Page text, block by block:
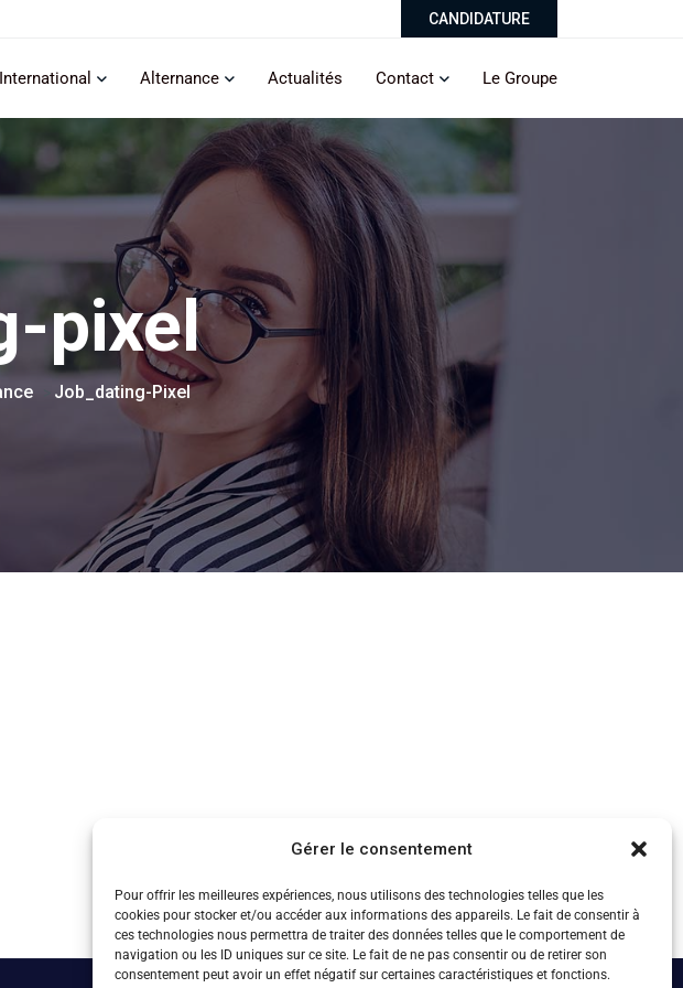
Gérer le consentement
Pour offrir les meilleures expériences, nous utilisons des technologies telles que les
cookies pour stocker et/ou accéder aux informations des appareils. Le fait de consentir à
ces technologies nous permettra de traiter des données telles que le comportement de
navigation ou les ID uniques sur ce site. Le fait de ne pas consentir ou de retirer son
consentement peut avoir un effet négatif sur certaines caractéristiques et fonctions.
CANDIDATURE
International Alternance Actualités Contact Le Groupe
pixel
Job_dating-Pixel